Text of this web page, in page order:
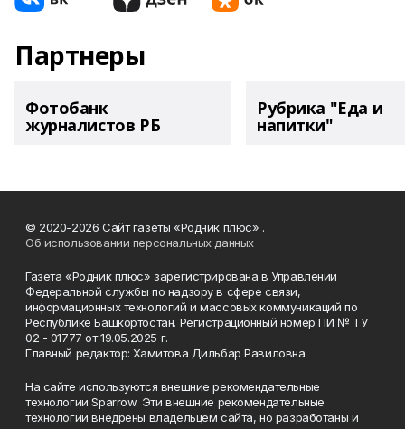
Партнеры
Фотобанк
журналистов РБ
Рубрика "Еда и
напитки"
© 2020-2026 Сайт газеты «Родник плюс» .
Об использовании персональных данных
Газета «Родник плюс» зарегистрирована в Управлении
Федеральной службы по надзору в сфере связи,
информационных технологий и массовых коммуникаций по
Республике Башкортостан. Регистрационный номер ПИ № ТУ
02 - 01777 от 19.05.2025 г.
Главный редактор: Хамитова Дильбар Равиловна
На сайте используются внешние рекомендательные
технологии Sparrow. Эти внешние рекомендательные
технологии внедрены владельцем сайта, но разработаны и